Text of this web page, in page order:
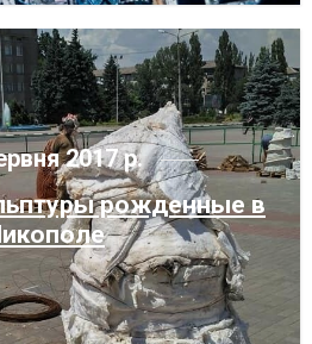
2017 р.
рожденные в